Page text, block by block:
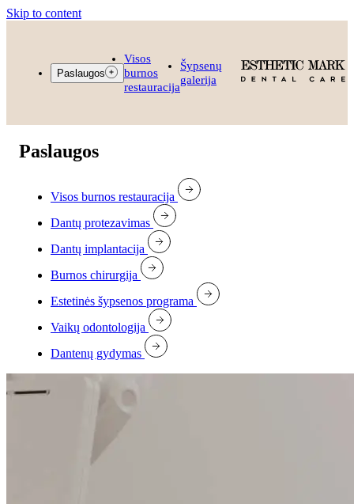
Skip to content
Paslaugos
Visos
burnos
restauracija
Šypsenų
galerija
Paslaugos
Visos burnos restauracija
Dantų protezavimas
Dantų implantacija
Burnos chirurgija
Estetinės šypsenos programa
Vaikų odontologija
Dantenų gydymas